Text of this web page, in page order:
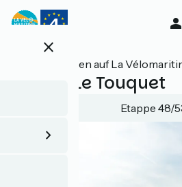
Direkt
zum
close
Alle Etappen auf La
Berck / Le Touquet
Etappe 48/